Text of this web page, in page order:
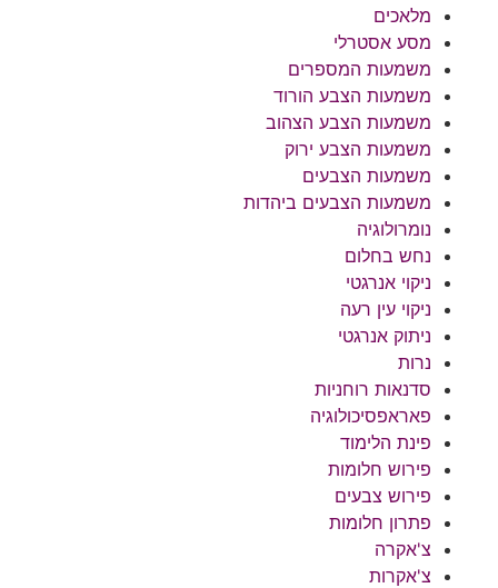
מלאכים
מסע אסטרלי
משמעות המספרים
משמעות הצבע הורוד
משמעות הצבע הצהוב
משמעות הצבע ירוק
משמעות הצבעים
משמעות הצבעים ביהדות
נומרולוגיה
נחש בחלום
ניקוי אנרגטי
ניקוי עין רעה
ניתוק אנרגטי
נרות
סדנאות רוחניות
פאראפסיכולוגיה
פינת הלימוד
פירוש חלומות
פירוש צבעים
פתרון חלומות
צ'אקרה
צ'אקרות